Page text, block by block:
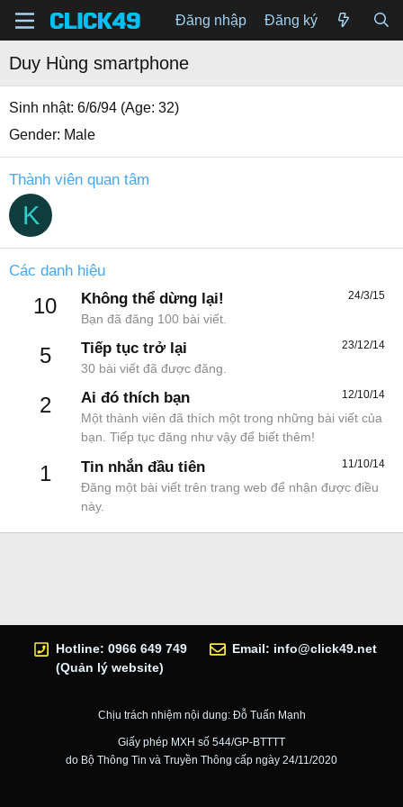
Đăng nhập Đăng ký
Duy Hùng smartphone
Sinh nhật 6/6/94 (Age: 32)
Gender Male
Thành viên quan tâm
K
Các danh hiệu
10 24/3/15
Không thể dừng lại!
Bạn đã đăng 100 bài viết.
5 23/12/14
Tiếp tục trở lại
30 bài viết đã được đăng.
2 12/10/14
Ai đó thích bạn
Một thành viên đã thích một trong những bài viết của
bạn. Tiếp tục đăng như vậy để biết thêm!
1 11/10/14
Tin nhắn đầu tiên
Đăng một bài viết trên trang web để nhận được điều
này.
Hotline: 0966 649 749
(Quản lý website)
Email: info@click49.net
Chịu trách nhiệm nội dung: Đỗ Tuấn Mạnh
Giấy phép MXH số 544/GP-BTTTT
do Bộ Thông Tin và Truyền Thông cấp ngày 24/11/2020